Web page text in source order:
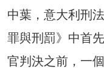
中葉，意大利刑
罪與刑罰》中首
官判決之前，一